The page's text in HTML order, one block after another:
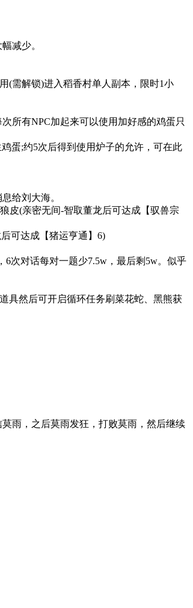
减少。
需解锁)进入稻香村单人副本，限时1小
有NPC加起来可以使用加好感的鸡蛋只
蛋;约5次后得到使用炉子的允许，可在此
给刘大海。
皮(亲密无间-智取董龙后可达成【驭兽宗
可达成【猪运亨通】6)
对话每对一题少7.5w，最后剩5w。似乎
然后可开启循环任务刷菜花蛇、黑熊获
雨，之后莫雨发狂，打败莫雨，然后继续